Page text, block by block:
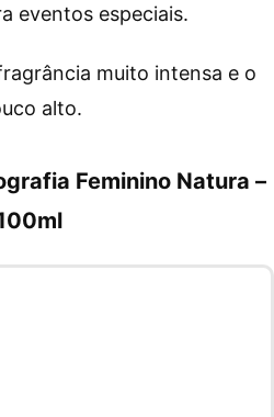
eventos especiais.
muito intensa e o
alto.
Feminino Natura –